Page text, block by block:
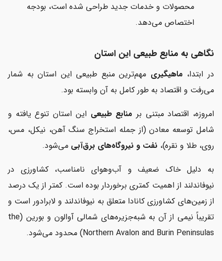
محصولات و خدمات جدید طراحی شده است، بودجه
اختصاص می‌دهد.
نگاهی به منابع طبیعی این استان
در ابتدا، ماهیگیری مهم‌ترین منبع طبیعی این استان به شمار
می‌رفت و اقتصاد به طور کامل به آن وابسته بود.
امروزه، اقتصاد مبتنی بر منابع طبیعی این استان تنوع یافته و
شامل توسعه معادن (از جمله استخراج سنگ آهن، نیکل، مس،
روی، طلا و نقره)، نفت و نیروگاه‌های برق‌آبی می‌شود.
به دلیل خاک ضعیف و آب‌وهوای نامناسب، کشاورزی در
نیوفاندلند از اهمیت کمتری برخوردار بوده است. کمتر از یک درصد
از زمین‌های کشاورزی کانادا متعلق به نیوفاندلند و لابرادور است و
تقریباً نیمی از آن به شبه‌جزیره‌های شمالی آوالون و بورین (the
Northern Avalon and Burin Peninsulas) محدود می‌شود.